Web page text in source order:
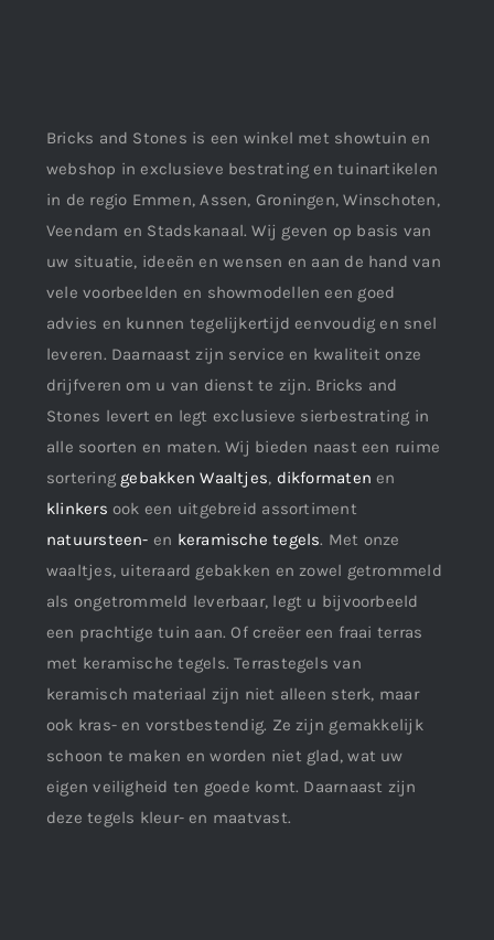
Bricks and Stones is een winkel met showtuin en
webshop in exclusieve bestrating en tuinartikelen
in de regio Emmen, Assen, Groningen, Winschoten,
Veendam en Stadskanaal. Wij geven op basis van
uw situatie, ideeën en wensen en aan de hand van
vele voorbeelden en showmodellen een goed
advies en kunnen tegelijkertijd eenvoudig en snel
leveren. Daarnaast zijn service en kwaliteit onze
drijfveren om u van dienst te zijn. Bricks and
Stones levert en legt exclusieve sierbestrating in
alle soorten en maten. Wij bieden naast een ruime
sortering gebakken Waaltjes, dikformaten en
klinkers ook een uitgebreid assortiment
natuursteen- en keramische tegels. Met onze
waaltjes, uiteraard gebakken en zowel getrommeld
als ongetrommeld leverbaar, legt u bijvoorbeeld
een prachtige tuin aan. Of creëer een fraai terras
met keramische tegels. Terrastegels van
keramisch materiaal zijn niet alleen sterk, maar
ook kras- en vorstbestendig. Ze zijn gemakkelijk
schoon te maken en worden niet glad, wat uw
eigen veiligheid ten goede komt. Daarnaast zijn
deze tegels kleur- en maatvast.